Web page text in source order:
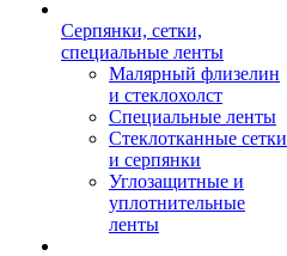
Серпянки, сетки,
специальные ленты
Малярный флизелин
и стеклохолст
Специальные ленты
Стеклотканные сетки
и серпянки
Углозащитные и
уплотнительные
ленты